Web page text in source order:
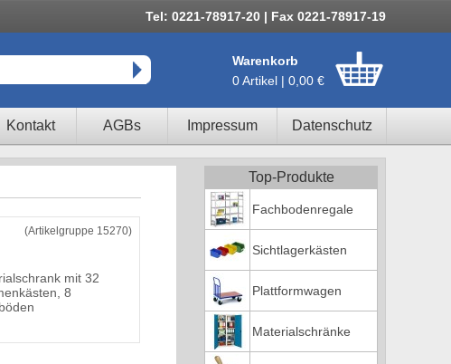
Tel: 0221-78917-20 | Fax 0221-78917-19
Warenkorb
0 Artikel | 0,00 €
Kontakt AGBs Impressum Datenschutz
(Artikelgruppe 15270)
mit 32
8
Top-Produkte
Fachbodenregale
Sichtlagerkästen
Plattformwagen
Materialschränke